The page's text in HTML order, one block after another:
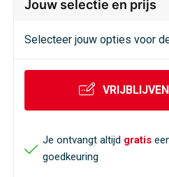
Jouw selectie en prijs
Selecteer jouw opties voor
Je ontvangt altijd gratis
goedkeuring